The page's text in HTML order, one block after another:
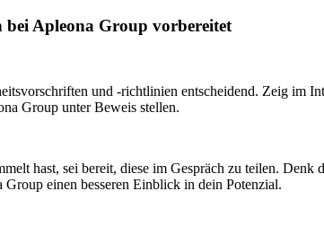
bei Apleona Group vorbereitet
und -richtlinien entscheidend. Zeig im
Group unter Beweis stellen.
hast, sei bereit, diese im Gespräch zu teilen.
einen besseren Einblick in dein Potenzial.